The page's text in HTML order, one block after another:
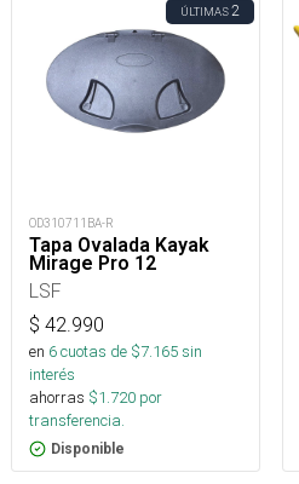
ÚLTIMAS2
OD310711BA-R
Tapa Ovalada Kayak
Mirage Pro 12
LSF
$ 42.990
en 6cuotas de $7.165sin
interés
ahorras $1.720 por
transferencia.
Disponible